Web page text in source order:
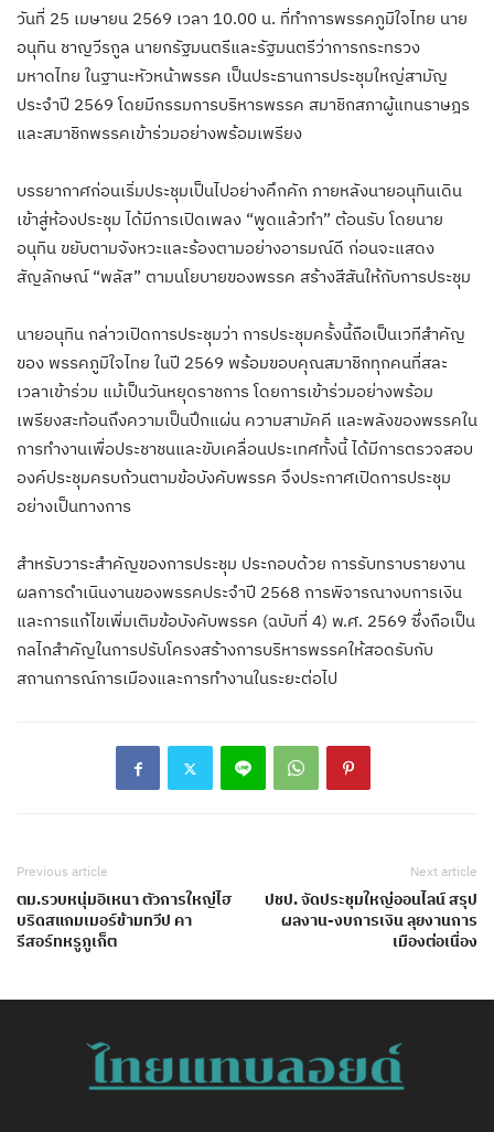
วันที่ 25 เมษายน 2569 เวลา 10.00 น. ที่ทำการพรรคภูมิใจไทย นาย
อนุทิน ชาญวีรกูล นายกรัฐมนตรีและรัฐมนตรีว่าการกระทรวง
มหาดไทย ในฐานะหัวหน้าพรรค เป็นประธานการประชุมใหญ่สามัญ
ประจำปี 2569 โดยมีกรรมการบริหารพรรค สมาชิกสภาผู้แทนราษฎร
และสมาชิกพรรคเข้าร่วมอย่างพร้อมเพรียง
บรรยากาศก่อนเริ่มประชุมเป็นไปอย่างคึกคัก ภายหลังนายอนุทินเดิน
เข้าสู่ห้องประชุม ได้มีการเปิดเพลง “พูดแล้วทำ” ต้อนรับ โดยนาย
อนุทิน ขยับตามจังหวะและร้องตามอย่างอารมณ์ดี ก่อนจะแสดง
สัญลักษณ์ “พลัส” ตามนโยบายของพรรค สร้างสีสันให้กับการประชุม
นายอนุทิน กล่าวเปิดการประชุมว่า การประชุมครั้งนี้ถือเป็นเวทีสำคัญ
ของ พรรคภูมิใจไทย ในปี 2569 พร้อมขอบคุณสมาชิกทุกคนที่สละ
เวลาเข้าร่วม แม้เป็นวันหยุดราชการ โดยการเข้าร่วมอย่างพร้อม
เพรียงสะท้อนถึงความเป็นปึกแผ่น ความสามัคคี และพลังของพรรคใน
การทำงานเพื่อประชาชนและขับเคลื่อนประเทศทั้งนี้ ได้มีการตรวจสอบ
องค์ประชุมครบถ้วนตามข้อบังคับพรรค จึงประกาศเปิดการประชุม
อย่างเป็นทางการ
สำหรับวาระสำคัญของการประชุม ประกอบด้วย การรับทราบรายงาน
ผลการดำเนินงานของพรรคประจำปี 2568 การพิจารณางบการเงิน
และการแก้ไขเพิ่มเติมข้อบังคับพรรค (ฉบับที่ 4) พ.ศ. 2569 ซึ่งถือเป็น
กลไกสำคัญในการปรับโครงสร้างการบริหารพรรคให้สอดรับกับ
สถานการณ์การเมืองและการทำงานในระยะต่อไป
Previous article
ตม.รวบหนุ่มอิเหนา ตัวการใหญ่ไฮ
บริดสแกมเมอร์ข้ามทวีป คา
รีสอร์ทหรูภูเก็ต
Next article
ปชป. จัดประชุมใหญ่ออนไลน์ สรุป
ผลงาน-งบการเงิน ลุยงานการ
เมืองต่อเนื่อง